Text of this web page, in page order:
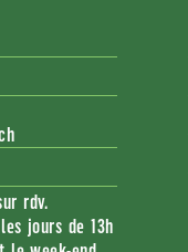
rdv.
jours de 13h